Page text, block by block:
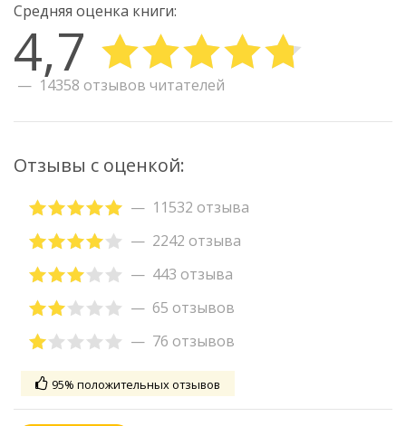
Средняя оценка книги:
4,7
14358 отзывов читателей
Отзывы с оценкой:
11532 отзыва
2242 отзыва
443 отзыва
65 отзывов
76 отзывов
95% положительных отзывов